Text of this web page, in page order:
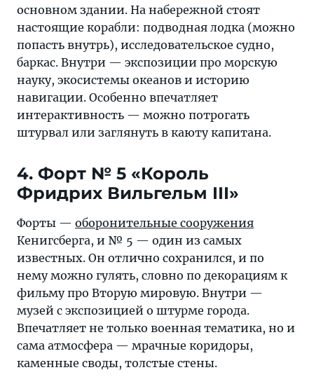
основном здании. На набережной стоят
настоящие корабли: подводная лодка (можно
попасть внутрь), исследовательское судно,
баркас. Внутри — экспозиции про морскую
науку, экосистемы океанов и историю
навигации. Особенно впечатляет
интерактивность — можно потрогать
штурвал или заглянуть в каюту капитана.
4. Форт № 5 «Король
Фридрих Вильгельм III»
Форты — оборонительные сооружения
Кенигсберга, и № 5 — один из самых
известных. Он отлично сохранился, и по
нему можно гулять, словно по декорациям к
фильму про Вторую мировую. Внутри —
музей с экспозицией о штурме города.
Впечатляет не только военная тематика, но и
сама атмосфера — мрачные коридоры,
каменные своды, толстые стены.